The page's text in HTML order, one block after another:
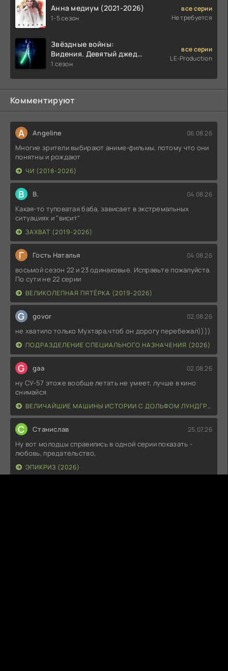
Анна медиум (2021-2026)
1-5 сезон
все серии
Не требуется
Звёздные войны:
Видения. Девятый джедай
(2026)
1 сезон
все серии
LE-Production
Комментируют
A Angeline 06.08.26
Многие зрители выбирают аниме-фильмы, потому что они
понятны и рождают
ЧИ (2018-2026)
В В. 04.08.26
Какая-то туповатая баба, зависает в экстремальных
ситуациях и "висит"
ЗАХВАТ (2019-2026)
Г Гость Наталья 04.08.26
восьмой сезон 22 и 23 одинаковые. Исправьте пожалуйста.
По сути не 22 серии
ВЕЛИКОЛЕПНАЯ ПЯТЁРКА (2019-2026)
G govor 02.08.26
не хватило только Мухтара,чтоб он дорогу перебежал))))
ПОДРАЗДЕЛЕНИЕ СПЕЦИАЛЬНОГО НАЗНАЧЕНИЯ (2026)
G gaa 02.08.26
ну СУ-57 этоже вообще летать не умеет, лучше в кино
снимайся
ВЕЛИЧАЙШИЕ МАШИНЫ ИСТОРИИ С ДОЛЬФОМ ЛУНДГРЕНОМ (2026)
С Станислав 25.07.26
Ну вот молодцы справились в одной серии показать -
любовь, предательство,
ЭПИКРИЗ (2026)